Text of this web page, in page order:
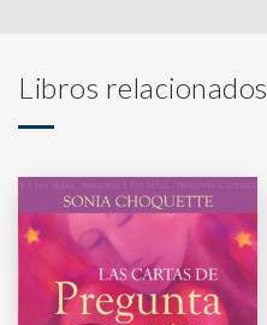
Libros relacionados